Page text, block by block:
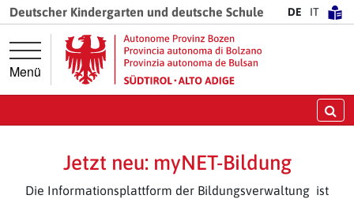
Springe direkt zur Hauptnavigation
Springe direkt zum Inhalt
Deutscher Kindergarten und deutsche Schule DE IT
Menü
Jetzt neu: myNET-Bildung
Die Informationsplattform der Bildungsverwaltung ist